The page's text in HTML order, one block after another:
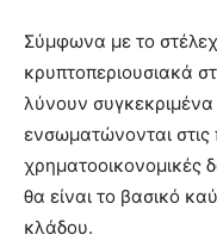
Σύμφωνα με το
κρυπτοπεριουσιακά
λύνουν
ενσωματώνονται
χρηματοοικονομικές
θα είναι το βασικό
κλάδου.